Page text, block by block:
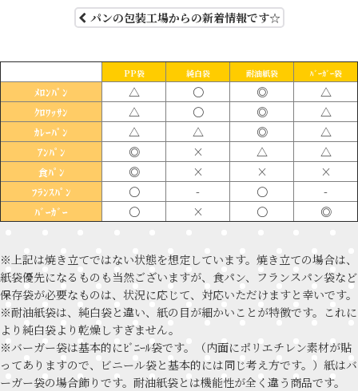
パンの包装工場からの新着情報です☆
PP袋 純白袋 耐油紙袋 ﾊﾞｰｶﾞｰ袋
ﾒﾛﾝﾊﾟﾝ △ 〇 ◎ △
ｸﾛﾜｯｻﾝ △ 〇 ◎ △
ｶﾚｰﾊﾟﾝ △ △ ◎ △
ｱﾝﾊﾟﾝ ◎ × △ △
食ﾊﾟﾝ ◎ × × ×
ﾌﾗﾝｽﾊﾟﾝ 〇 - 〇 -
ﾊﾞｰｶﾞｰ 〇 × 〇 ◎
※上記は焼き立てではない状態を想定しています。焼き立ての場合は、
紙袋優先になるものも当然ございますが、食パン、フランスパン袋など
保存袋が必要なものは、状況に応じて、対応いただけますと幸いです。
※耐油紙袋は、純白袋と違い、紙の目が細かいことが特徴です。これに
より純白袋より乾燥しすぎません。
※バーガー袋は基本的にﾋﾞﾆｰﾙ袋です。（内面にポリエチレン素材が貼
ってありますので、ビニール袋と基本的には同じ考え方です。）紙はバ
ーガー袋の場合飾りです。耐油紙袋とは機能性が全く違う商品です。